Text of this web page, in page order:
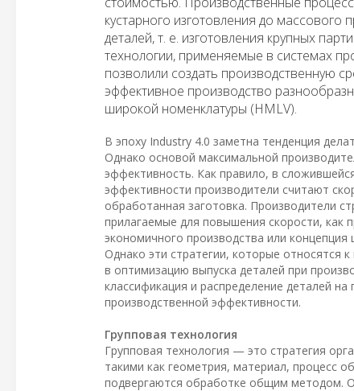
кустарного изготовления до
деталей, т. е. изготовления крупных
технологии, применяемые в системах
позволили создать производственную
эффективное производство
широкой номенклатуры (HMLV).
В эпоху Industry 4.0 заметна тенденция
Однако основой максимальной
эффективность. Как правило, в
эффективности производители считают
обработанная заготовка. Производители
прилагаемые для повышения скорости, как
экономичного производства или концепция
Однако эти стратегии, которые относятся
в оптимизацию выпуска деталей при
классификация и распределение деталей
производственной эффективности.
Групповая технология
Групповая технология — это стратегия
такими как геометрия, материал, процесс
подвергаются обработке общим методом.